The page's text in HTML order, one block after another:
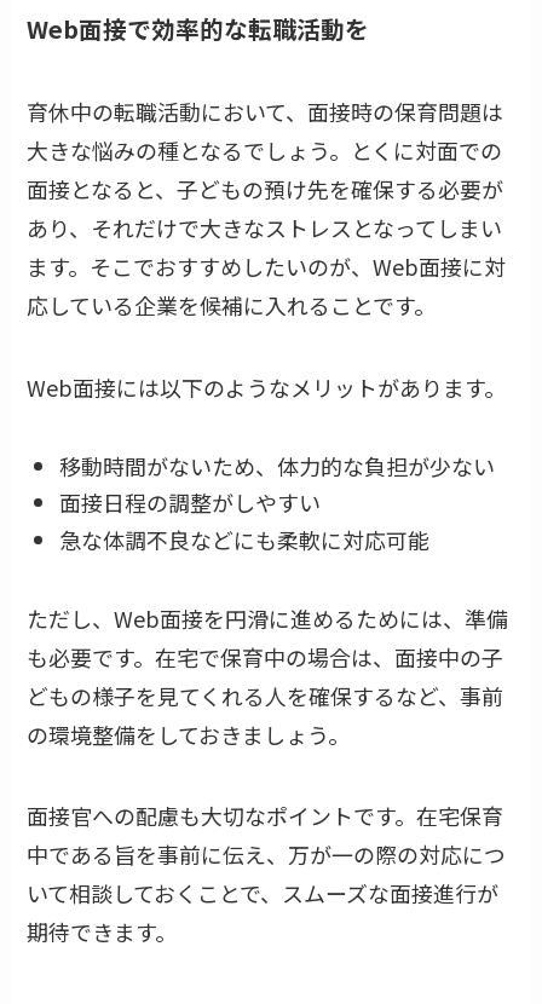
Web面接で効率的な転職活動を
育休中の転職活動において、面接時の保育問題は
大きな悩みの種となるでしょう。とくに対面での
面接となると、子どもの預け先を確保する必要が
あり、それだけで大きなストレスとなってしまい
ます。そこでおすすめしたいのが、Web面接に対
応している企業を候補に入れることです。
Web面接には以下のようなメリットがあります。
移動時間がないため、体力的な負担が少ない
面接日程の調整がしやすい
急な体調不良などにも柔軟に対応可能
ただし、Web面接を円滑に進めるためには、準備
も必要です。在宅で保育中の場合は、面接中の子
どもの様子を見てくれる人を確保するなど、事前
の環境整備をしておきましょう。
面接官への配慮も大切なポイントです。在宅保育
中である旨を事前に伝え、万が一の際の対応につ
いて相談しておくことで、スムーズな面接進行が
期待できます。